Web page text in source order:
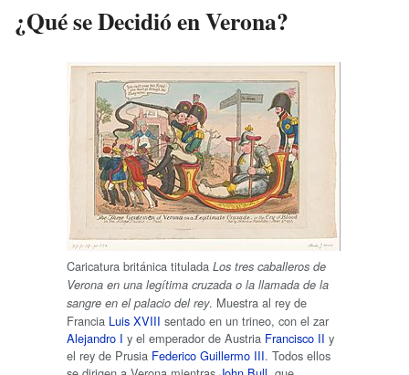
¿Qué se Decidió en Verona?
Caricatura británica titulada Los tres caballeros de
Verona en una legítima cruzada o la llamada de la
sangre en el palacio del rey. Muestra al rey de
Francia Luis XVIII sentado en un trineo, con el zar
Alejandro I y el emperador de Austria Francisco II y
el rey de Prusia Federico Guillermo III. Todos ellos